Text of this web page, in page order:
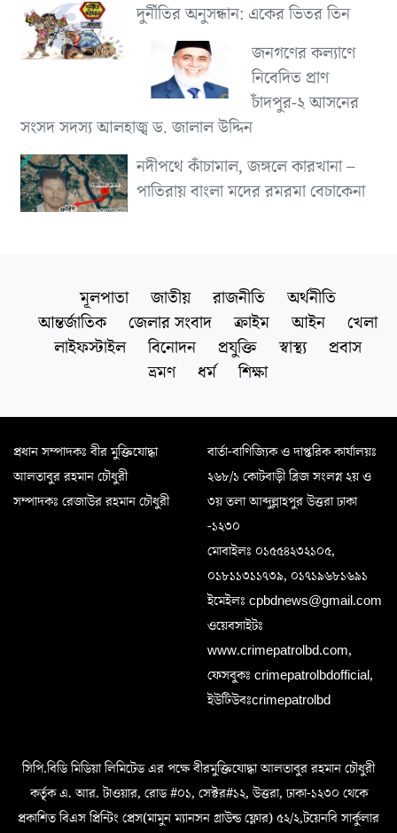
দুর্নীতির অনুসন্ধান: একের ভিতর তিন
জনগণের কল্যাণে
নিবেদিত প্রাণ
চাঁদপুর-২ আসনের
সংসদ সদস্য আলহাজ্ব ড. জালাল উদ্দিন
নদীপথে কাঁচামাল, জঙ্গলে কারখানা –
পাতিরায় বাংলা মদের রমরমা বেচাকেনা
মূলপাতা জাতীয় রাজনীতি
অর্থনীতি
আন্তর্জাতিক
জেলার সংবাদ ক্রাইম আইন
খেলা
লাইফস্টাইল
বিনোদন প্রযুক্তি স্বাস্থ্য
প্রবাস
ভ্রমণ
ধর্ম শিক্ষা
প্রধান সম্পাদকঃ বীর মুক্তিযোদ্ধা
আলতাবুর রহমান চৌধুরী
সম্পাদকঃ রেজাউর রহমান চৌধুরী
বার্তা-বাণিজ্যিক ও দাপ্তরিক কার্যালয়ঃ
২৬৮/১ কোটবাড়ী ব্রিজ সংলগ্ন ২য় ও
৩য় তলা আব্দুল্লাহপুর উত্তরা ঢাকা
-১২৩০
মোবাইলঃ ০১৫৫৪২৩২১০৫,
০১৮১১৩১১৭৩৯, ০১৭১৯৬৮১৬৯১
ইমেইলঃ cpbdnews@gmail.com
ওয়েবসাইটঃ
www.crimepatrolbd.com,
ফেসবুকঃ crimepatrolbdofficial,
ইউটিউবঃcrimepatrolbd
সিপি.বিডি মিডিয়া লিমিটেড এর পক্ষে বীরমুক্তিযোদ্ধা আলতাবুর রহমান চৌধুরী
কর্তৃক এ. আর. টাওয়ার, রোড #০১, সেক্টর#১২, উত্তরা, ঢাকা-১২৩০ থেকে
প্রকাশিত বিএস প্রিন্টিং প্রেস(মামুন ম্যানসন গ্রাউন্ড ফ্লোর) ৫২/২,টয়েনবি সার্কুলার